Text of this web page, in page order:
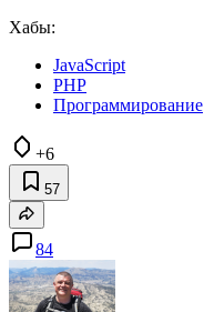
Хабы:
JavaScript
PHP
Программирование
+6
57
84